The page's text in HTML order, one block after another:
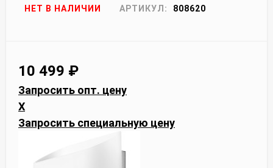
НЕТ В НАЛИЧИИ АРТИКУЛ: 808620
10 499 ₽
Запросить опт. цену
X
Запросить специальную цену